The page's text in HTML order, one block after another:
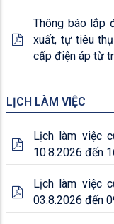
Thông báo lắp
xuất, tự tiêu
cấp điện áp từ
LỊCH LÀM VIỆC
Lịch làm việc
10.8.2026 đến
Lịch làm việc
03.8.2026 đến